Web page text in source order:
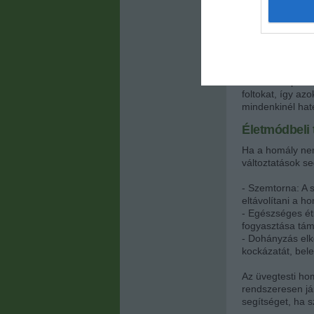
komolyan
- Vitrectomia:
foltokat, így
mindenkinél
Életmódbeli
Ha a homály
változtatások
- Szemtorna: A
eltávolítani a
- Egészséges
fogyasztása
- Dohányzás
kockázatát,
Az üvegtesti
rendszeresen
segítséget, ha